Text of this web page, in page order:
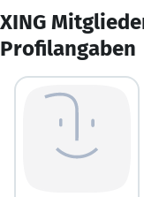
XING
Profilangaben